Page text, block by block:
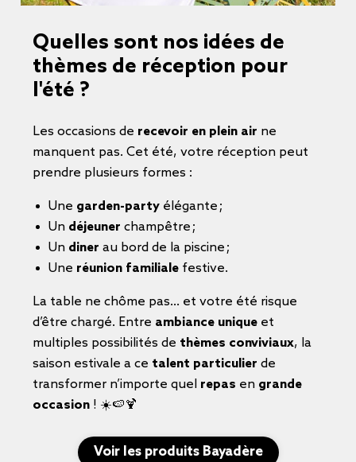
Quelles sont nos idées de
thèmes de réception pour
l'été ?
Les occasions de recevoir en plein air ne
manquent pas. Cet été, votre réception peut
prendre plusieurs formes :
Une garden-party élégante ;
Un déjeuner champêtre ;
Un diner au bord de la piscine ;
Une réunion familiale festive.
La table ne chôme pas… et votre été risque
d’être chargé. Entre ambiance unique et
multiples possibilités de thèmes conviviaux, la
saison estivale a ce talent particulier de
transformer n’importe quel repas en grande
occasion ! ☀️🍉🍹
Voir les produits Bayadère